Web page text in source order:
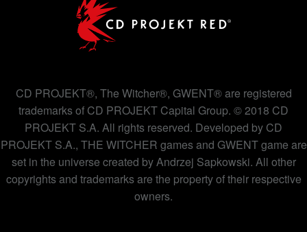
CD PROJEKT®, The Witcher®, GWENT® are registered
trademarks of CD PROJEKT Capital Group. © 2018 CD
PROJEKT S.A. All rights reserved. Developed by CD
PROJEKT S.A., THE WITCHER games and GWENT game are
set in the universe created by Andrzej Sapkowski. All other
copyrights and trademarks are the property of their respective
owners.